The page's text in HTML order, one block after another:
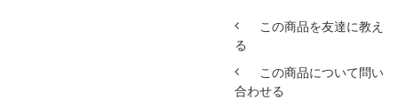
この商品を友達に教え
る
この商品について問い
合わせる